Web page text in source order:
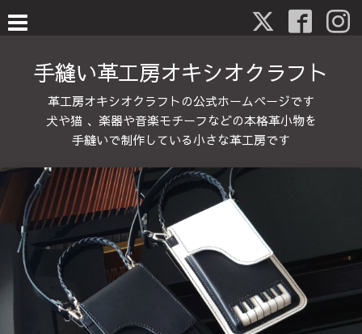
手縫い革工房オキシオクラフト
革工房オキシオクラフトの公式ホームページです
犬や猫 、楽器や音楽モチーフなどの本格革小物を
手縫いで制作している小さな革工房です